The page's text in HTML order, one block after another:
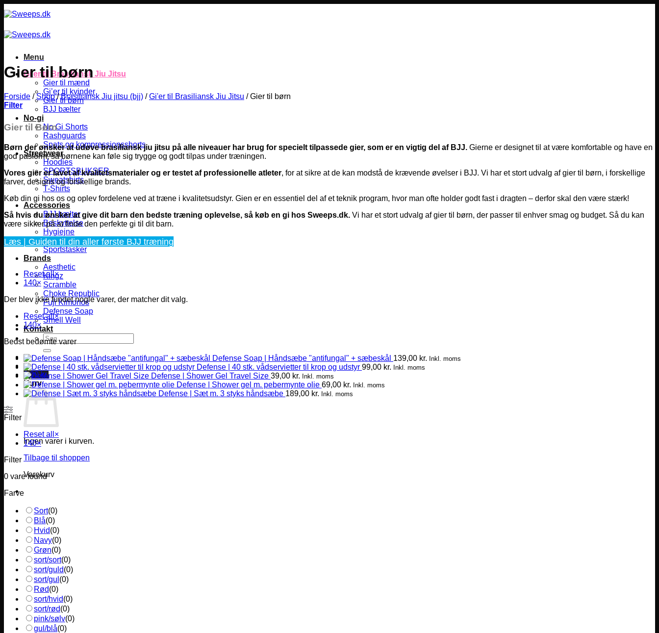
til
Menu
Gi’er til Brasiliansk Jiu Jitsu
Gier til mænd
Gi’er til kvinder
Gier til børn
BJJ bælter
No-gi
No Gi Shorts
Rashguards
Spats og kompressionsshorts
Streetwear
Hoodies
SPORTSBUKSER
Sweatshirts
T-Shirts
Accessories
BJJ bælter
Beskyttelse
Hygiejne
Skade behandling
Sportstasker
Brands
Aesthetic
Kingz
Scramble
Choke Republic
Fuji Kimonos
Defense Soap
Smell Well
Kontakt
Søg
efter:
0,00kr.
Kurv
Ingen varer i kurven.
Tilbage til shoppen
Varekurv
Gier til børn
Forside / Shop / Brasiliansk Jiu jitsu (bjj) / Gi'er til Brasiliansk Jiu Jitsu /Gier til børn
Filter
Gier til Børn
Børn der ønsker at udøve brasiliansk jiu jitsu på alle niveauer har brug for specielt tilpassede gier, som er en vigtig del af BJJ. Gierne er designet til at være komfortable og have en
god pasform, så børnene kan føle sig trygge og godt tilpas under træningen.
Vores gier er lavet af kvalitetsmaterialer og er testet af professionelle atleter, for at sikre at de kan modstå de krævende øvelser i BJJ. Vi har et stort udvalg af gier til børn, i forskellige
farver, designs og forskellige brands.
Køb din gi hos os og oplev fordelene ved at træne i kvalitetsudstyr. Gien er en essentiel del af et teknik program, hvor man ofte holder godt fast i dragten – derfor skal den være stærk!
Så hvis du ønsker at give dit barn den bedste træning oplevelse, så køb en gi hos Sweeps.dk. Vi har et stort udvalg af gier til børn, der passer til enhver smag og budget. Så du kan
være sikker på at finde den perfekte gi til dit barn.
Læs | Guiden til din aller første BJJ træning
Reset all×
140×
Der blev ikke fundet nogle varer, der matcher dit valg.
Reset all×
140×
Bedst bedømte varer
Defense Soap | Håndsæbe "antifungal" + sæbeskål 139,00 kr. Inkl. moms
Defense | 40 stk. vådservietter til krop og udstyr 99,00 kr. Inkl. moms
Defense | Shower Gel Travel Size 39,00 kr. Inkl. moms
Defense | Shower gel m. pebermynte olie 69,00 kr. Inkl. moms
Defense | Sæt m. 3 styks håndsæbe 189,00 kr. Inkl. moms
Filter
Reset all ×
140×
Filter
0 vare found
Farve
Sort(0)
Blå(0)
Hvid(0)
Navy(0)
Grøn(0)
sort/sort(0)
sort/guld(0)
sort/gul (0)
Rød(0)
sort/hvid(0)
sort/rød(0)
pink/sølv(0)
gul/blå(0)